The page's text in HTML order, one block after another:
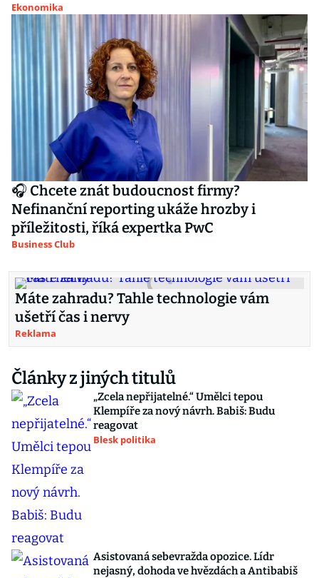
Ekonomika
🎧 Chcete znát budoucnost firmy?
Nefinanční reporting ukáže hrozby i
příležitosti, říká expertka PwC
Business Club
Máte zahradu? Tahle technologie vám
ušetří čas i nervy
Reklama
Články z jiných titulů
„Zcela nepřijatelné.“ Umělci tepou
Klempíře za nový návrh. Babiš: Budu
reagovat
Blesk politika
Asistovaná sebevražda opozice. Lídr
nejasný, dohoda ve hvězdách a Antibabiš